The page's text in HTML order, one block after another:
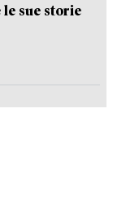
le sue storie